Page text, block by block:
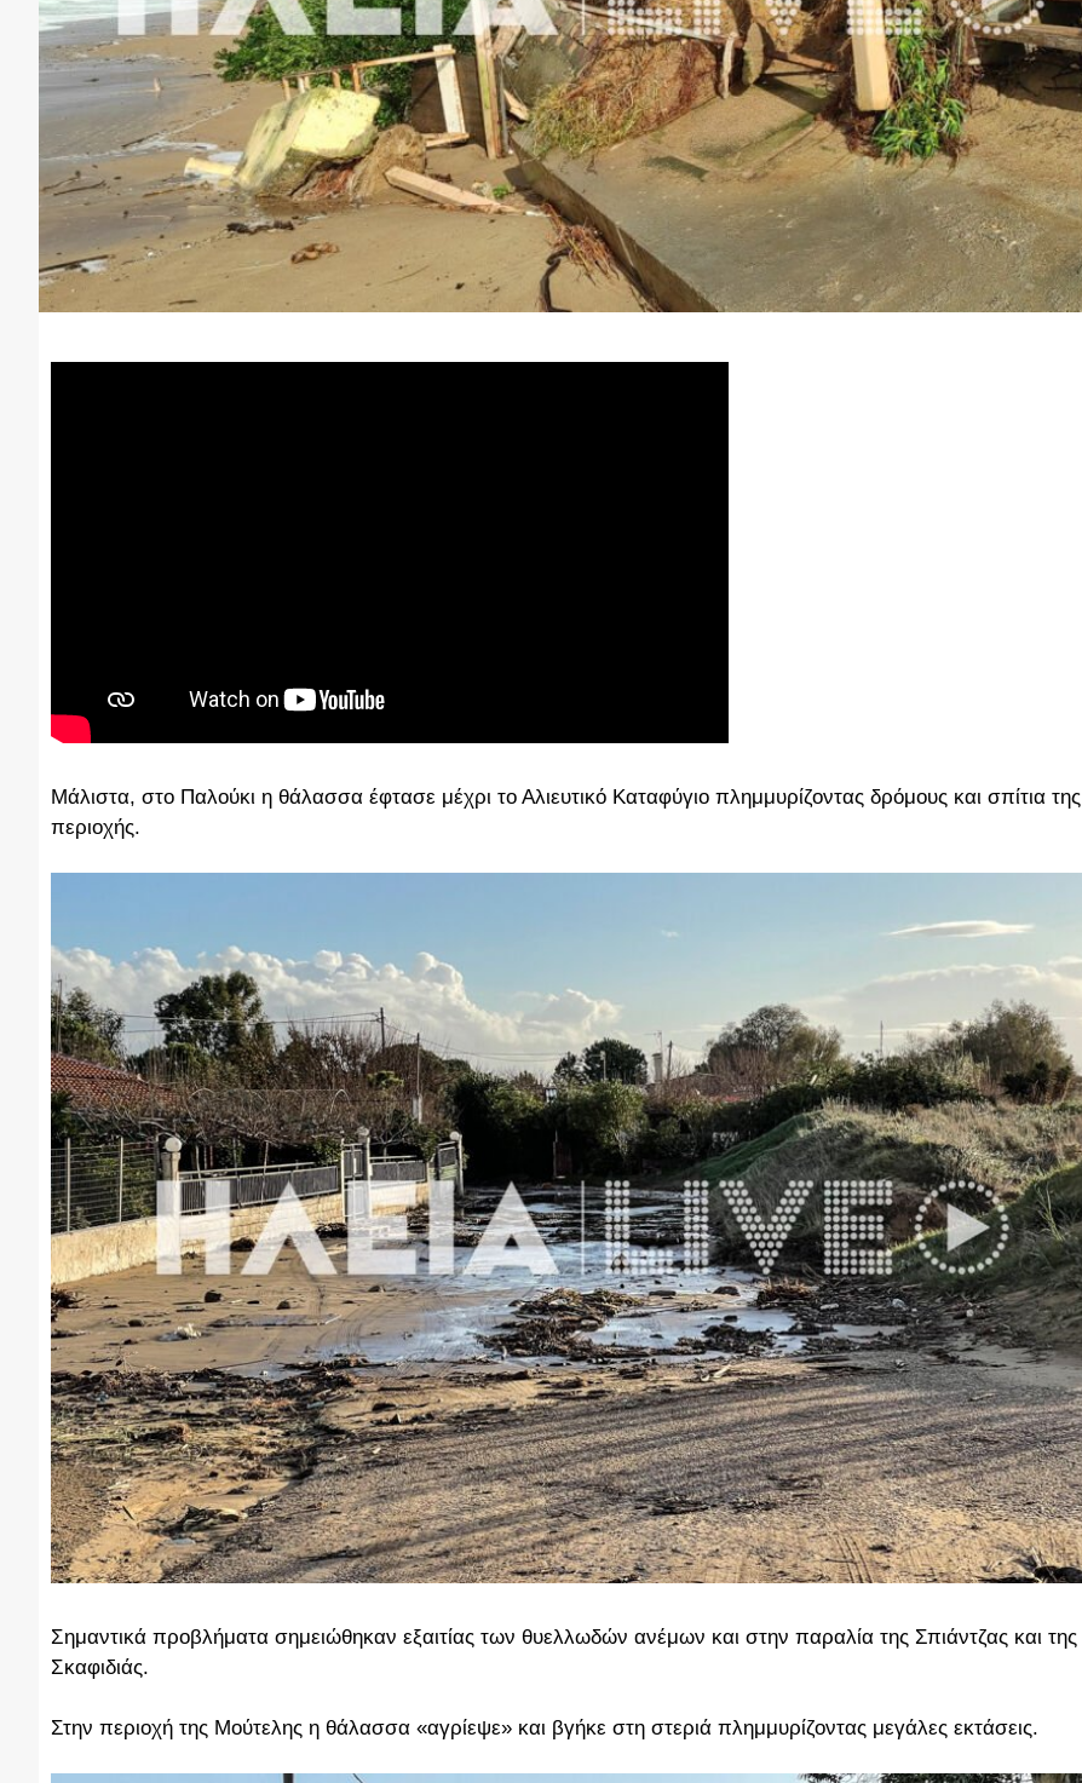
Μάλιστα, στο Παλούκι η θάλασσα έφτασε μέχρι το Αλιευτικό Καταφύγιο πλημμυρίζοντας δρόμους και σπίτια της
περιοχής.
Σημαντικά προβλήματα σημειώθηκαν εξαιτίας των θυελλωδών ανέμων και στην παραλία της Σπιάντζας και της
Σκαφιδιάς.
Στην περιοχή της Μούτελης η θάλασσα «αγρίεψε» και βγήκε στη στεριά πλημμυρίζοντας μεγάλες εκτάσεις.